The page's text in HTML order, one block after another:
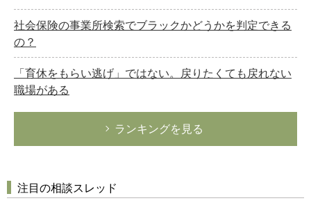
社会保険の事業所検索でブラックかどうかを判定できる
の？
「育休をもらい逃げ」ではない。戻りたくても戻れない
職場がある
ランキングを見る
注目の相談スレッド